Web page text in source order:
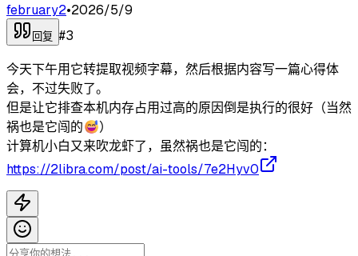
february2•2026/5/9
回复 #3
今天下午用它转提取视频字幕，然后根据内容写一篇心得体
会，不过失败了。
但是让它排查本机内存占用过高的原因倒是执行的很好（当然
祸也是它闯的😅）
计算机小白又来吹龙虾了，虽然祸也是它闯的：
https://2libra.com/post/ai-tools/7e2Hyv0